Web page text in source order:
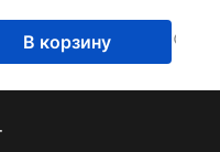
В корзину